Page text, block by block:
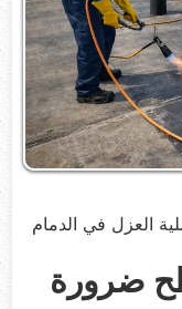
العزل في الدمام
ضرورة